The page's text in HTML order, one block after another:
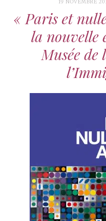
19 NOVEMBRE
« Paris et
la nouvelle
Musée de